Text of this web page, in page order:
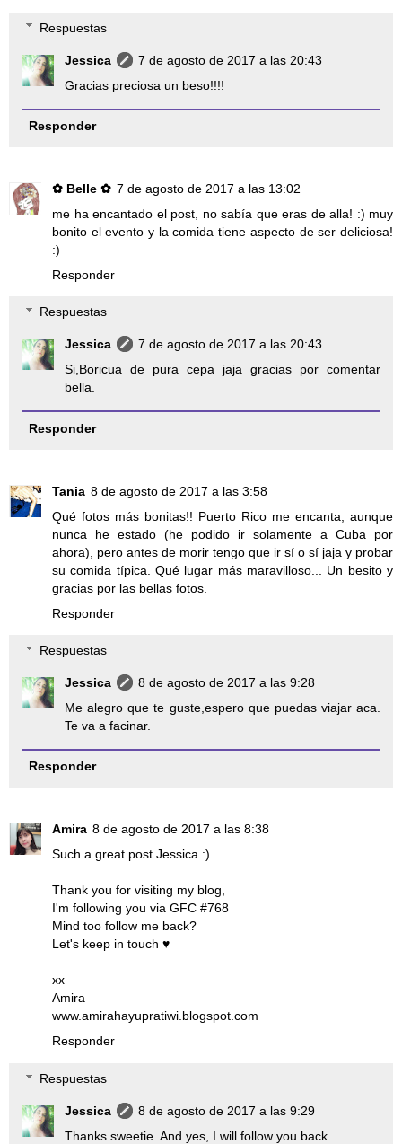
Respuestas
Jessica
7 de agosto de 2017 a las 20:43
Gracias preciosa un beso!!!!
Responder
✿ Belle ✿ 7 de agosto de 2017 a las 13:02
me ha encantado el post, no sabía que eras de alla! :) muy
bonito el evento y la comida tiene aspecto de ser deliciosa!
:)
Responder
Respuestas
Jessica
7 de agosto de 2017 a las 20:43
Si,Boricua de pura cepa jaja gracias por comentar
bella.
Responder
Tania 8 de agosto de 2017 a las 3:58
Qué fotos más bonitas!! Puerto Rico me encanta, aunque
nunca he estado (he podido ir solamente a Cuba por
ahora), pero antes de morir tengo que ir sí o sí jaja y probar
su comida típica. Qué lugar más maravilloso... Un besito y
gracias por las bellas fotos.
Responder
Respuestas
Jessica
8 de agosto de 2017 a las 9:28
Me alegro que te guste,espero que puedas viajar aca.
Te va a facinar.
Responder
Amira 8 de agosto de 2017 a las 8:38
Such a great post Jessica :)
Thank you for visiting my blog,
I'm following you via GFC #768
Mind too follow me back?
Let's keep in touch ♥
xx
Amira
www.amirahayupratiwi.blogspot.com
Responder
Respuestas
Jessica
8 de agosto de 2017 a las 9:29
Thanks sweetie. And yes, I will follow you back.